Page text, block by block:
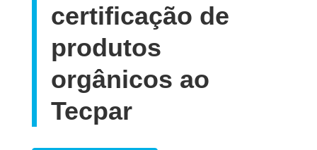
certificação de
produtos
orgânicos ao
Tecpar